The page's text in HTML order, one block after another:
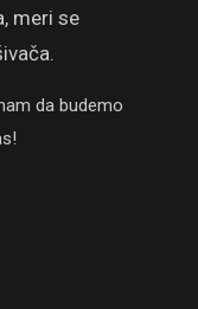
meri se
da budemo